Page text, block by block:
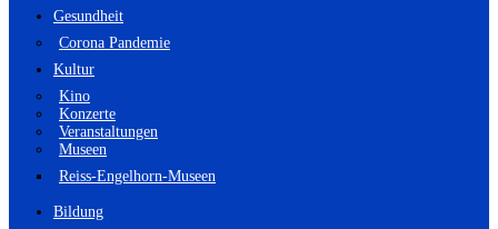
Gesundheit
Corona Pandemie
Kultur
Kino
Konzerte
Veranstaltungen
Museen
Reiss-Engelhorn-Museen
Bildung